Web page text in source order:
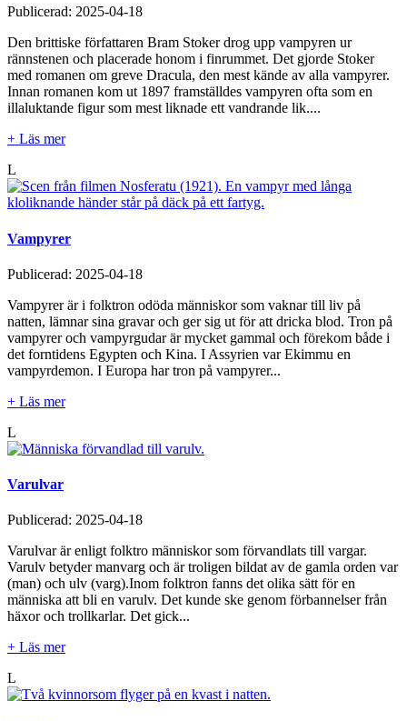
Publicerad: 2025-04-18
Den brittiske författaren Bram Stoker drog upp vampyren ur
rännstenen och placerade honom i finrummet. Det gjorde Stoker
med romanen om greve Dracula, den mest kände av alla vampyrer.
Innan romanen kom ut 1897 framställdes vampyren ofta som en
illaluktande figur som mest liknade ett vandrande lik....
+ Läs mer
L
Vampyrer
Publicerad: 2025-04-18
Vampyrer är i folktron odöda människor som vaknar till liv på
natten, lämnar sina gravar och ger sig ut för att dricka blod. Tron på
vampyrer och vampyrgudar är mycket gammal och förekom både i
det forntidens Egypten och Kina. I Assyrien var Ekimmu en
vampyrdemon. I Europa har tron på vampyrer...
+ Läs mer
L
Varulvar
Publicerad: 2025-04-18
Varulvar är enligt folktro människor som förvandlats till vargar.
Varulv betyder manvarg och är troligen bildat av de gamla orden var
(man) och ulv (varg).Inom folktron fanns det olika sätt för en
människa att bli en varulv. Det kunde ske genom förbannelser från
häxor och trollkarlar. Det gick...
+ Läs mer
L